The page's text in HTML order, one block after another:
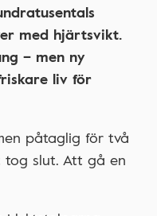
med hjärtsvikt.
– men ny
liv för
påtaglig för två
slut. Att gå en